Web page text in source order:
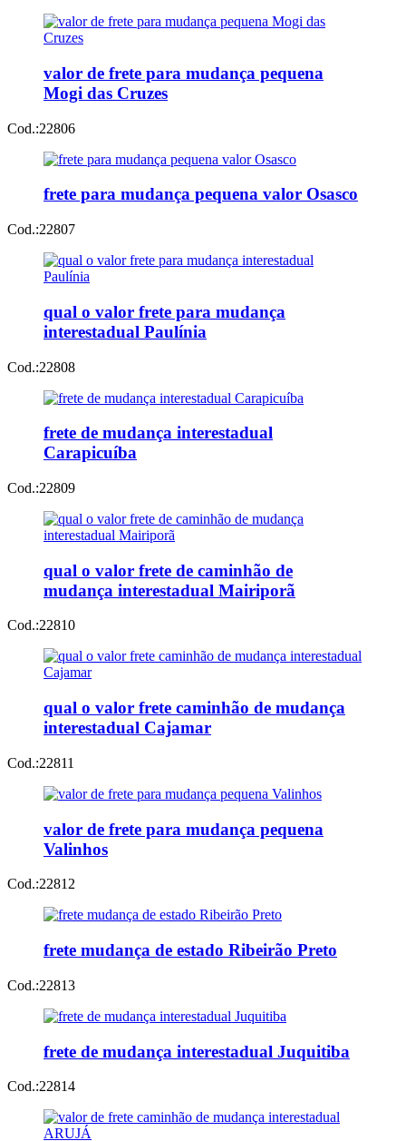
valor de frete para mudança pequena
Mogi das Cruzes
Cod.:22806
frete para mudança pequena valor Osasco
Cod.:22807
qual o valor frete para mudança
interestadual Paulínia
Cod.:22808
frete de mudança interestadual
Carapicuíba
Cod.:22809
qual o valor frete de caminhão de
mudança interestadual Mairiporã
Cod.:22810
qual o valor frete caminhão de mudança
interestadual Cajamar
Cod.:22811
valor de frete para mudança pequena
Valinhos
Cod.:22812
frete mudança de estado Ribeirão Preto
Cod.:22813
frete de mudança interestadual Juquitiba
Cod.:22814